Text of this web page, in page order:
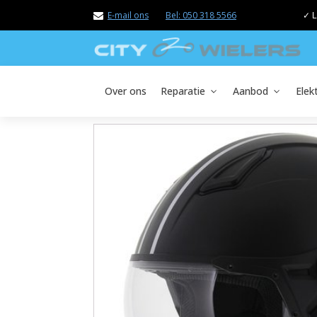
E-mail ons Bel: 050 318 5566 ✓
Over ons Reparatie Aanbod